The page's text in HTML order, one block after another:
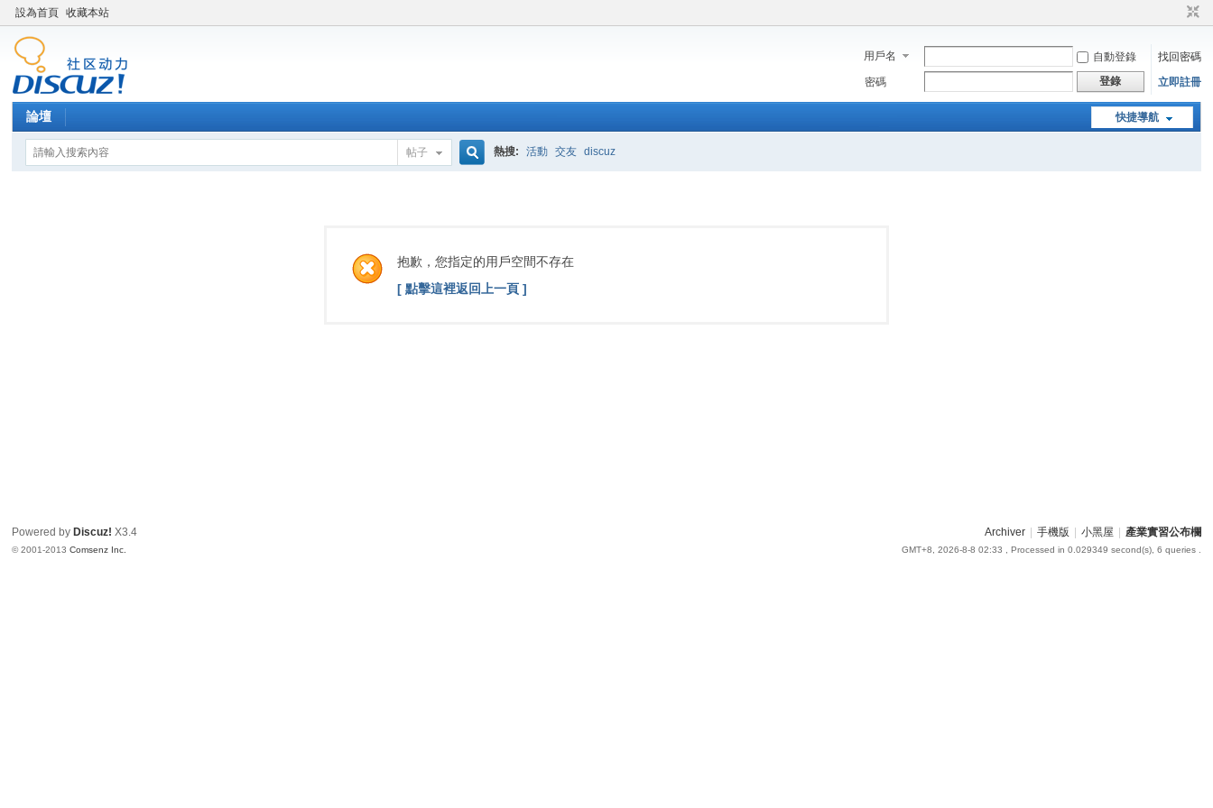
設為首頁 收藏本站
用戶名 自動登錄
找回密碼
密碼
登錄 立即註冊
快捷導航
論壇
帖子
索
熱搜: 活動 交友 discuz
抱歉，您指定的用戶空間不存在
[ 點擊這裡返回上一頁 ]
Archiver 手機版 小黑屋 產業實習公布欄
GMT+8, 2026-8-8 02:33 , Processed in 0.029349 second(s), 6 queries .
Powered by Discuz! X3.4
© 2001-2013Comsenz Inc.